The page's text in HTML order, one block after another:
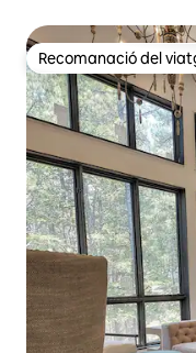
Recomanació del
Recomanació del